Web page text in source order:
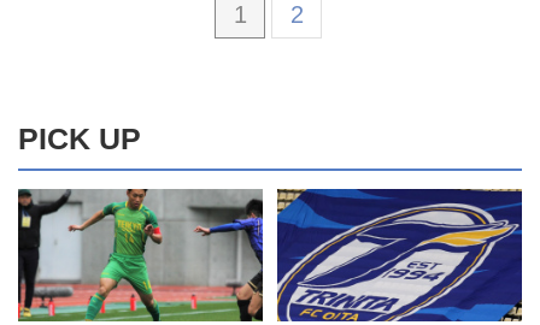
1 2
PICK UP